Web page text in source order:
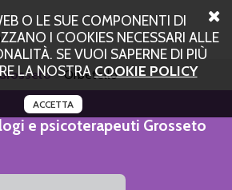
O LE SUE COMPONENTI DI
I COOKIES NECESSARI ALLE
SE VUOI SAPERNE DI PIÙ
LA NOSTRACOOKIE POLICY
ACCETTA
Orbetello
e psicoterapeuti Grosseto